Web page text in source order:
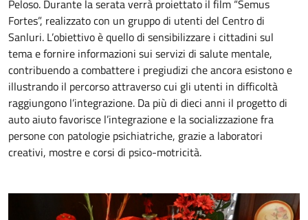
Peloso. Durante la serata verrà proiettato il film “Semus
Fortes”, realizzato con un gruppo di utenti del Centro di
Sanluri. L’obiettivo è quello di sensibilizzare i cittadini sul
tema e fornire informazioni sui servizi di salute mentale,
contribuendo a combattere i pregiudizi che ancora esistono e
illustrando il percorso attraverso cui gli utenti in difficoltà
raggiungono l’integrazione. Da più di dieci anni il progetto di
auto aiuto favorisce l’integrazione e la socializzazione fra
persone con patologie psichiatriche, grazie a laboratori
creativi, mostre e corsi di psico-motricità.